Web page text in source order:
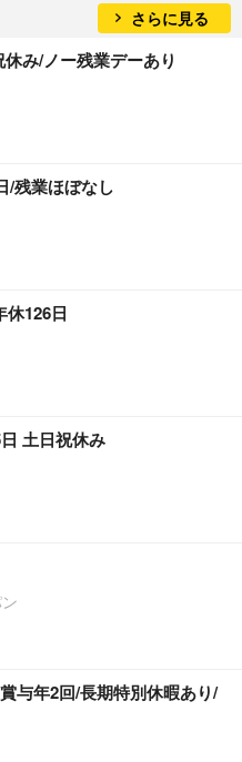
さらに見る
み/ノー残業デーあり
/残業ほぼなし
126日
土日祝休み
与年2回/長期特別休暇あり/